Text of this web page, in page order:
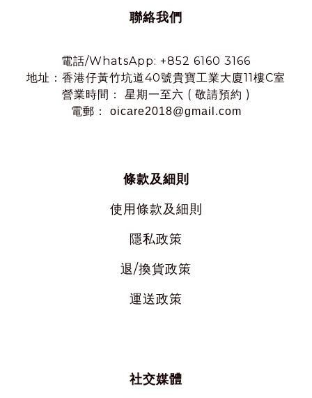
聯絡我們
電話/WhatsApp: +852 6160 3166
地址：香港仔黃竹坑道40號貴寶工業大廈11樓C室
營業時間： 星期一至六 ( 敬請預約 )
電郵： oicare2018@gmail.com
條款及細則
使用條款及細則
隱私政策
退/換貨政策
運送政策
社交媒體